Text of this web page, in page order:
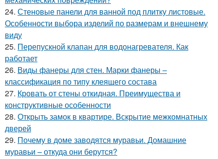
24. Стеновые панели для ванной под плитку листовые.
Особенности выбора изделий по размерам и внешнему
виду
25. Перепускной клапан для водонагревателя. Как
работает
26. Виды фанеры для стен. Марки фанеры –
классификация по типу клеящего состава
27. Кровать от стены откидная. Преимущества и
конструктивные особенности
28. Открыть замок в квартире. Вскрытие межкомнатных
дверей
29. Почему в доме заводятся муравьи. Домашние
муравьи – откуда они берутся?